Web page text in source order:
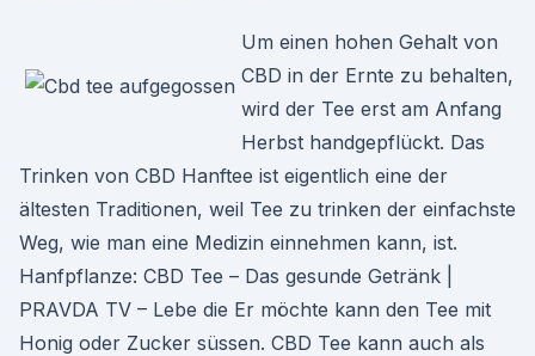
Um einen hohen Gehalt von
CBD in der Ernte zu behalten,
wird der Tee erst am Anfang
Herbst handgepflückt. Das
Trinken von CBD Hanftee ist eigentlich eine der
ältesten Traditionen, weil Tee zu trinken der einfachste
Weg, wie man eine Medizin einnehmen kann, ist.
Hanfpflanze: CBD Tee – Das gesunde Getränk |
PRAVDA TV – Lebe die Er möchte kann den Tee mit
Honig oder Zucker süssen. CBD Tee kann auch als